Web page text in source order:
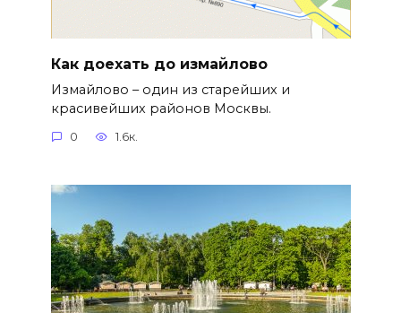
Как доехать до измайлово
Измайлово – один из старейших и
красивейших районов Москвы.
0 1.6к.